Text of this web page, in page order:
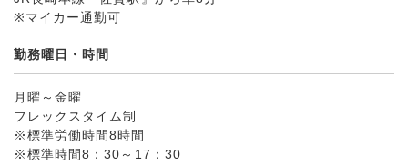
※マイカー通勤可
勤務曜日・時間
月曜～金曜
フレックスタイム制
※標準労働時間8時間
※標準時間8：30～17：30